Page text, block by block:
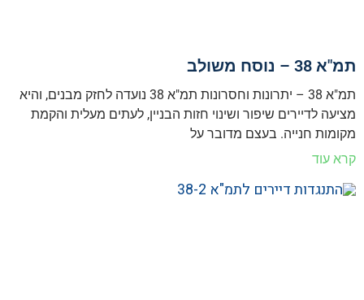
תמ"א 38 – נוסח משולב
תמ"א 38 – יתרונות וחסרונות תמ"א 38 נועדה לחזק מבנים, והיא
מציעה לדיירים שיפור ושינוי חזות הבניין, לעתים מעלית והקמת
מקומות חנייה. בעצם מדובר על
קרא עוד